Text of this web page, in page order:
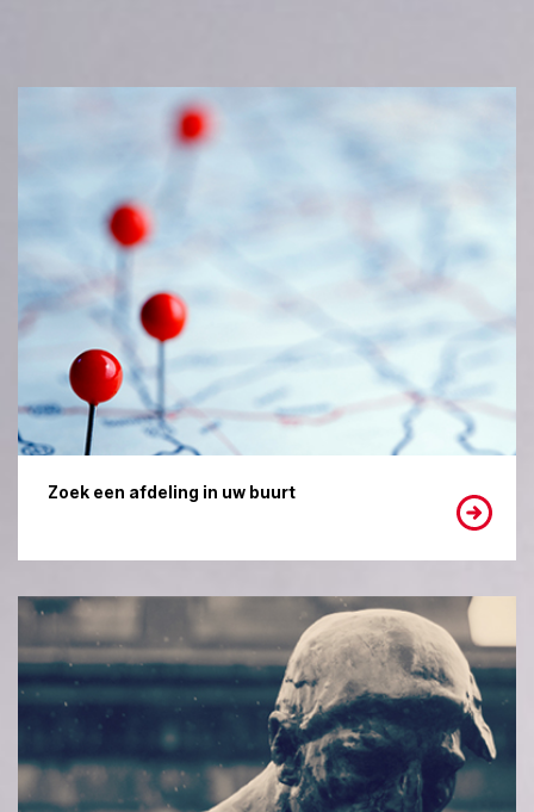
Zoek een afdeling in uw buurt